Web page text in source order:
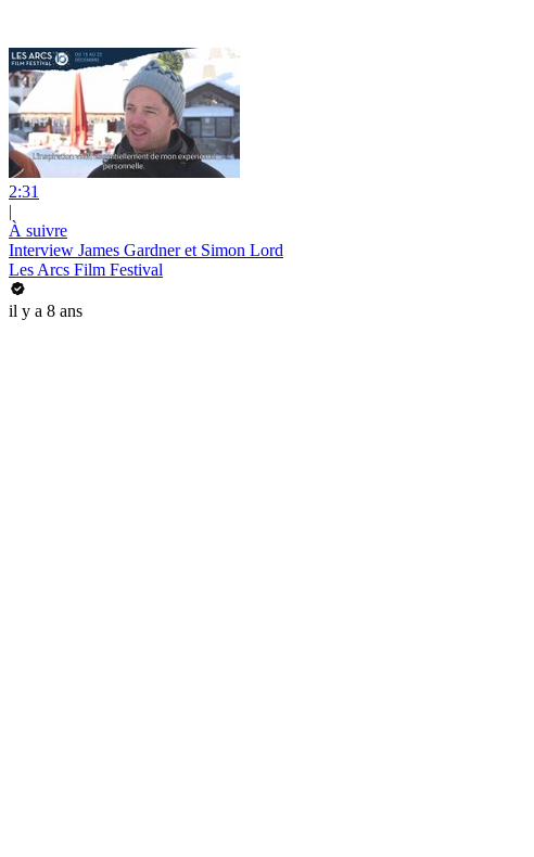
2:31
|
À suivre
Interview James Gardner et Simon Lord
Les Arcs Film Festival
il y a 8 ans